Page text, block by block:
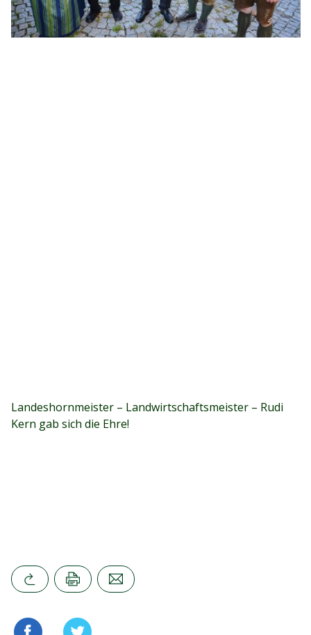
Landeshornmeister – Landwirtschaftsmeister – Rudi
Kern gab sich die Ehre!